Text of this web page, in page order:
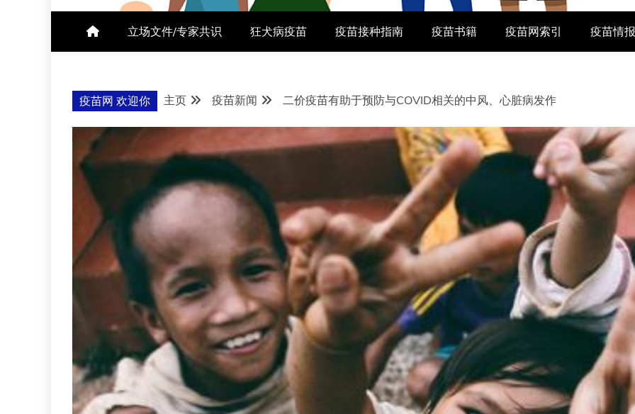
立场文件/专家共识 狂犬病疫苗 疫苗接种指南 疫苗书籍 疫苗网索引 疫苗情
疫苗网 欢迎你 主页 疫苗新闻 二价疫苗有助于预防与COVID相关的中风、心脏病发作